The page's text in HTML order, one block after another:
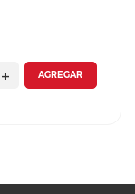
AGREGAR